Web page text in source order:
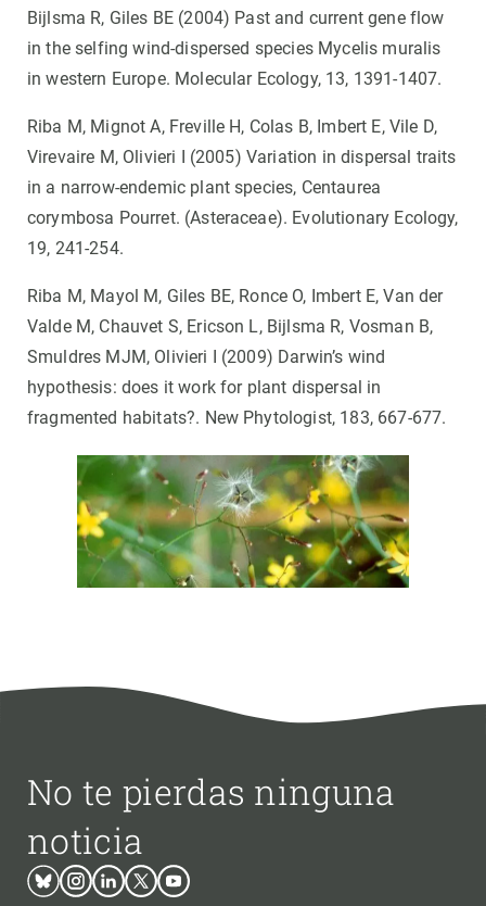
Bijlsma R, Giles BE (2004) Past and current gene flow
in the selfing wind-dispersed species Mycelis muralis
in western Europe. Molecular Ecology, 13, 1391-1407.
Riba M, Mignot A, Freville H, Colas B, Imbert E, Vile D,
Virevaire M, Olivieri I (2005) Variation in dispersal traits
in a narrow-endemic plant species, Centaurea
corymbosa Pourret. (Asteraceae). Evolutionary Ecology,
19, 241-254.
Riba M, Mayol M, Giles BE, Ronce O, Imbert E, Van der
Valde M, Chauvet S, Ericson L, Bijlsma R, Vosman B,
Smuldres MJM, Olivieri I (2009) Darwin’s wind
hypothesis: does it work for plant dispersal in
fragmented habitats?. New Phytologist, 183, 667-677.
No te pierdas ninguna
noticia
BlueskyInstagram
LinkedinTwitterYoutube